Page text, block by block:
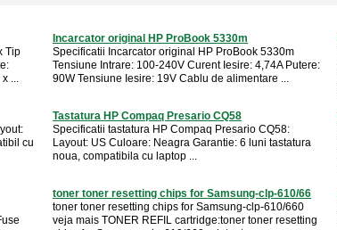
Tip
...
Incarcator original HP ProBook 5330m
Specificatii Incarcator original HP ProBook 5330m
Tensiune Intrare: 100-240V Curent Iesire: 4,74A Putere:
90W Tensiune Iesire: 19V Cablu de alimentare ...
cu
Tastatura HP Compaq Presario CQ58
Specificatii tastatura HP Compaq Presario CQ58:
Layout: US Culoare: Neagra Garantie: 6 luni tastatura
noua, compatibila cu laptop ...
toner toner resetting chips for Samsung-clp-610/66
toner toner resetting chips for Samsung-clp-610/660
veja mais TONER REFIL cartridge:toner toner resetting